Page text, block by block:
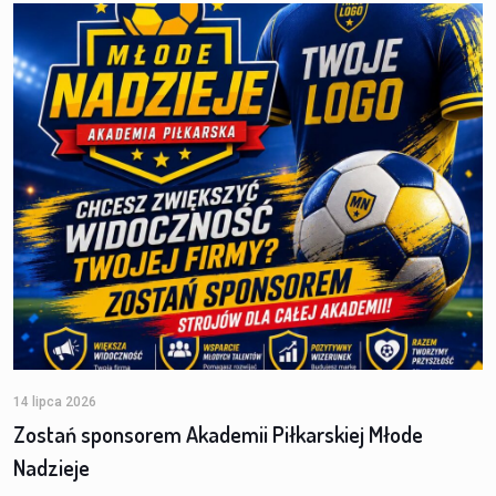
14 lipca 2026
Zostań sponsorem Akademii Piłkarskiej Młode
Nadzieje